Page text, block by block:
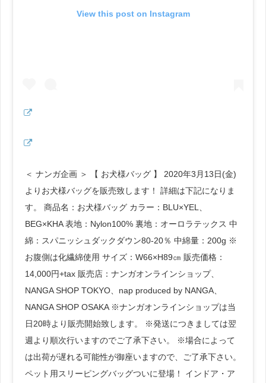
View this post on Instagram
＜ ナンガ企画 ＞ 【 お犬様バッグ 】 2020年3月13日(金)
よりお犬様バッグを販売致します！ 詳細は下記になりま
す。 商品名：お犬様バッグ カラー：BLU×YEL、
BEG×KHA 表地：Nylon100% 裏地：オーロラテックス 中
綿：スパニッシュダックダウン80-20％ 中綿量：200g ※
お腹側は化繊綿使用 サイズ：W66×H89㎝ 販売価格：
14,000円+tax 販売店：ナンガオンラインショップ、
NANGA SHOP TOKYO、nap produced by NANGA、
NANGA SHOP OSAKA ※ナンガオンラインショップは当
日20時より販売開始致します。 ※発送につきましては翌
週より順次行いますのでご了承下さい。 ※場合によって
は出荷が遅れる可能性が御座いますので、ご了承下さい。
ペット用スリーピングバッグついに登場！ インドア・ア